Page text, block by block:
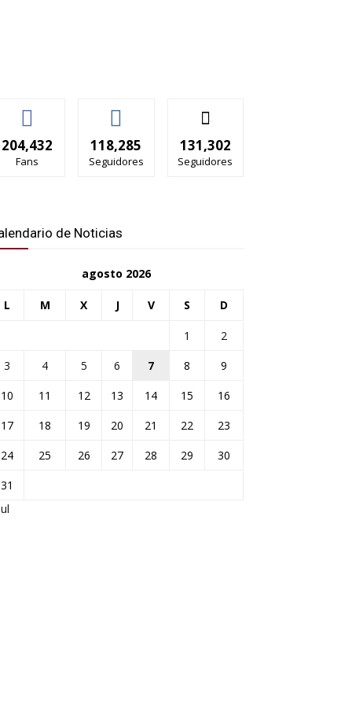
204,432
Fans
118,285
Seguidores
131,302
Seguidores
de Noticias
agosto 2026
L M X J V S D
1
2
3
4 5 6 7 8
9
10
11 12 13 14 15
16
17
18 19 20 21 22
23
24
25 26 27 28 29
30
31